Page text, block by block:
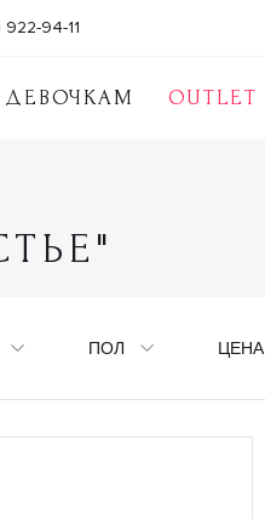
ДЕВОЧКАМ OUTLET
94-11
ПОЛ ЦЕНА